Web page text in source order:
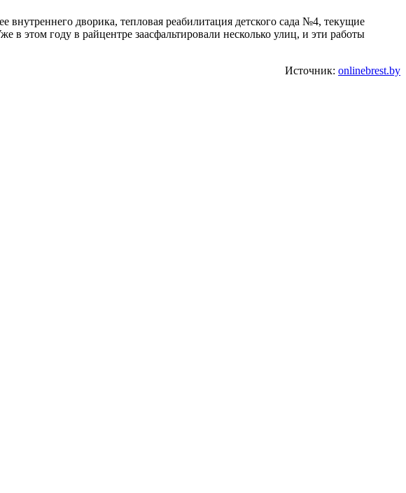
дворика, тепловая реабилитация детского сада №4, текущие
этом году в райцентре заасфальтировали несколько улиц, и эти работы
Источник: onlinebrest.by